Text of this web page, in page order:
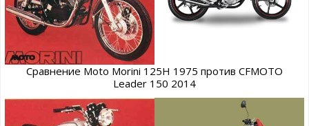
Сравнение Moto Morini 125H 1975 против CFMOTO
Leader 150 2014